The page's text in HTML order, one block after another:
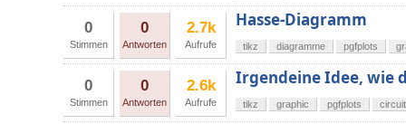
0
Stimmen
0
Antworten
2.7k
Aufrufe
Hasse-Diagramm
tikz diagramme pgfplots
0
Stimmen
0
Antworten
2.6k
Aufrufe
Irgendeine Idee, wie
tikz graphic pgfplots